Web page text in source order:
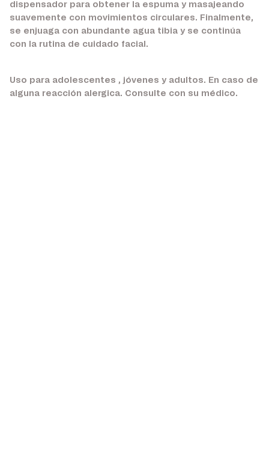
dispensador para obtener la espuma y masajeando
suavemente con movimientos circulares. Finalmente,
se enjuaga con abundante agua tibia y se continúa
con la rutina de cuidado facial.
Uso para adolescentes , jóvenes y adultos. En caso de
alguna reacción alergica. Consulte con su médico.